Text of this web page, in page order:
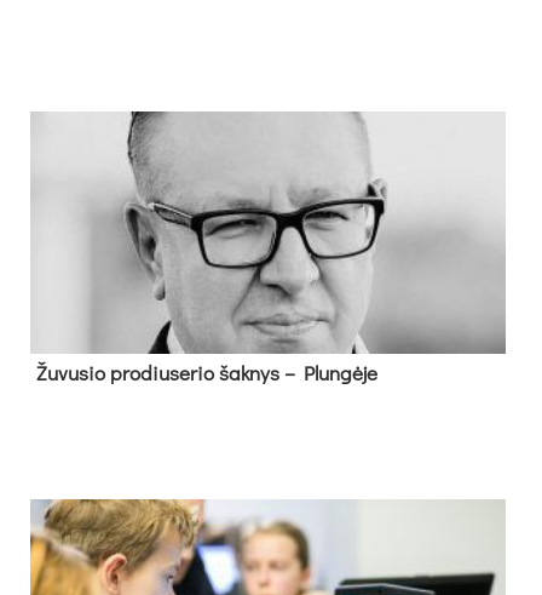
Žu­vu­sio pro­diu­se­rio šak­nys – Plun­gė­je